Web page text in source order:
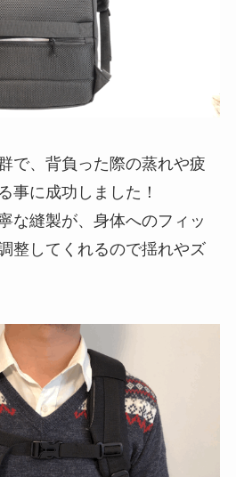
で、背負った際の蒸れや疲
事に成功しました！
な縫製が、身体へのフィッ
整してくれるので揺れやズ